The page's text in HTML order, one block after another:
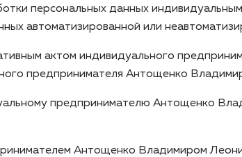
персональных данных
автоматизированной или
актом индивидуального
предпринимателя Антощенко
предпринимателю Антощенко
Антощенко Владимиром